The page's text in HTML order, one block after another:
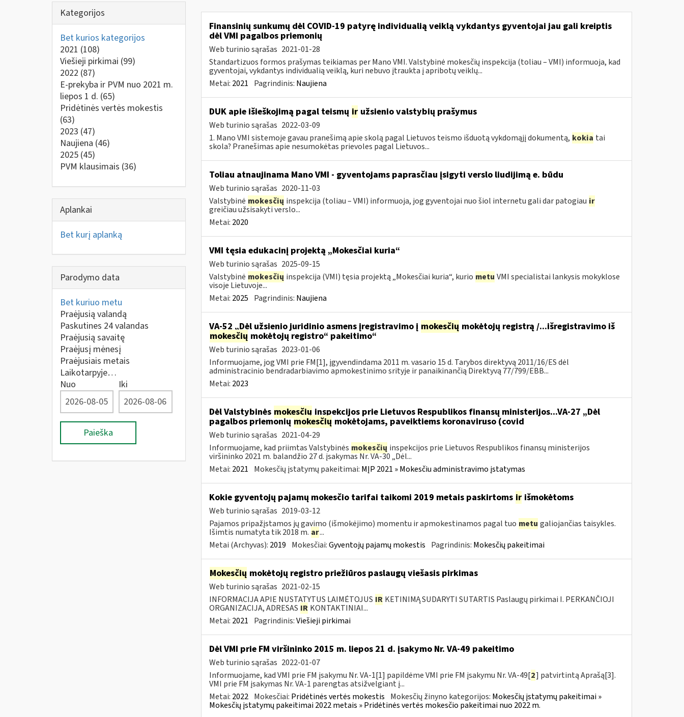
Kategorijos
Bet kurios kategorijos
2021 (108)
Viešieji pirkimai (99)
2022 (87)
E-prekyba ir PVM nuo 2021 m.
liepos 1 d. (65)
Pridėtinės vertės mokestis
(63)
2023 (47)
Naujiena (46)
2025 (45)
PVM klausimais (36)
Aplankai
Bet kurį aplanką
Parodymo data
Bet kuriuo metu
Praėjusią valandą
Paskutines 24 valandas
Praėjusią savaitę
Praėjusį mėnesį
Praėjusiais metais
Laikotarpyje…
Nuo
Iki
Paieška
Finansinių sunkumų dėl COVID-19 patyrę individualią veiklą vykdantys gyventojai jau gali kreiptis
dėl VMI pagalbos priemonių
Web turinio sąrašas 2021-01-28
Standartizuos formos prašymas teikiamas per Mano VMI. Valstybinė mokesčių inspekcija (toliau – VMI) informuoja, kad
gyventojai, vykdantys individualią veiklą, kuri nebuvo įtraukta į apribotų veiklų...
Metai: 2021 Pagrindinis: Naujiena
DUK apie išieškojimą pagal teismų iružsienio valstybių prašymus
Web turinio sąrašas 2022-03-09
1. Mano VMI sistemoje gavau pranešimą apie skolą pagal Lietuvos teismo išduotą vykdomąjį dokumentą, kokia tai
skola? Pranešimas apie nesumokėtas prievoles pagal Lietuvos...
Toliau atnaujinama Mano VMI - gyventojams paprasčiau įsigyti verslo liudijimą e. būdu
Web turinio sąrašas 2020-11-03
Valstybinė mokesčių inspekcija (toliau – VMI) informuoja, jog gyventojai nuo šiol internetu gali dar patogiau ir
greičiau užsisakyti verslo...
Metai: 2020
VMI tęsia edukacinį projektą „Mokesčiai kuria“
Web turinio sąrašas 2025-09-15
Valstybinė mokesčių inspekcija (VMI) tęsia projektą „Mokesčiai kuria“, kurio metu VMI specialistai lankysis mokyklose
visoje Lietuvoje...
Metai: 2025 Pagrindinis: Naujiena
VA-52 „Dėl užsienio juridinio asmens įregistravimo į mokesčių mokėtojų registrą /...išregistravimo iš
mokesčių mokėtojų registro“ pakeitimo“
Web turinio sąrašas 2023-01-06
Informuojame, jog VMI prie FM[1], įgyvendindama 2011 m. vasario 15 d. Tarybos direktyvą 2011/16/ES dėl
administracinio bendradarbiavimo apmokestinimo srityje ir panaikinančią Direktyvą 77/799/EBB...
Metai: 2023
Dėl Valstybinės mokesčiųinspekcijos prie Lietuvos Respublikos finansų ministerijos...VA-27 „Dėl
pagalbos priemoniųmokesčių mokėtojams, paveiktiems koronaviruso (covid
Web turinio sąrašas 2021-04-29
Informuojame, kad priimtas Valstybinės mokesčių inspekcijos prie Lietuvos Respublikos finansų ministerijos
viršininko 2021 m. balandžio 27 d. įsakymas Nr. VA-30 „Dėl...
Metai: 2021 Mokesčių įstatymų pakeitimai: MĮP 2021 » Mokesčiu administravimo įstatymas
Kokie gyventojų pajamų mokesčio tarifai taikomi 2019 metais paskirtoms irišmokėtoms
Web turinio sąrašas 2019-03-12
Pajamos pripažįstamos jų gavimo (išmokėjimo) momentu ir apmokestinamos pagal tuo metu galiojančias taisykles.
Išimtis numatyta tik 2018 m. ar...
Metai (Archyvas): 2019 Mokesčiai:Gyventojų pajamų mokestis Pagrindinis: Mokesčių pakeitimai
Mokesčių mokėtojų registro priežiūros paslaugų viešasis pirkimas
Web turinio sąrašas 2021-02-15
INFORMACIJA APIE NUSTATYTUS LAIMĖTOJUS IR KETINIMĄ SUDARYTI SUTARTIS Paslaugų pirkimai I. PERKANČIOJI
ORGANIZACIJA, ADRESAS IR KONTAKTINIAI...
Metai: 2021 Pagrindinis:Viešieji pirkimai
Dėl VMI prie FM viršininko 2015 m. liepos 21 d. įsakymo Nr. VA-49 pakeitimo
Web turinio sąrašas 2022-01-07
Informuojame, kad VMI prie FM įsakymu Nr. VA-1[1] papildėme VMI prie FM įsakymu Nr. VA-49[2] patvirtintą Aprašą[3].
VMI prie FM įsakymas Nr. VA-1 parengtas atsižvelgiant į...
Metai: 2022 Mokesčiai: Pridėtinės vertės mokestis Mokesčių žinyno kategorijos: Mokesčių įstatymų pakeitimai »
Mokesčių įstatymų pakeitimai 2022 metais » Pridėtinės vertės mokesčio pakeitimai nuo 2022 m.